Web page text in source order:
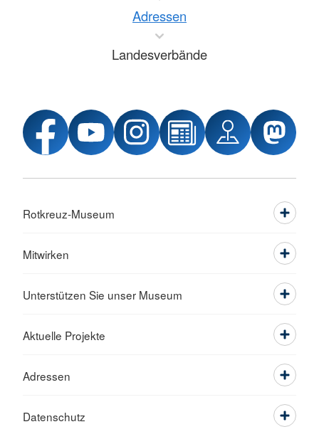
Adressen
Landesverbände
Rotkreuz-Museum
Mitwirken
Unterstützen Sie unser Museum
Aktuelle Projekte
Adressen
Datenschutz